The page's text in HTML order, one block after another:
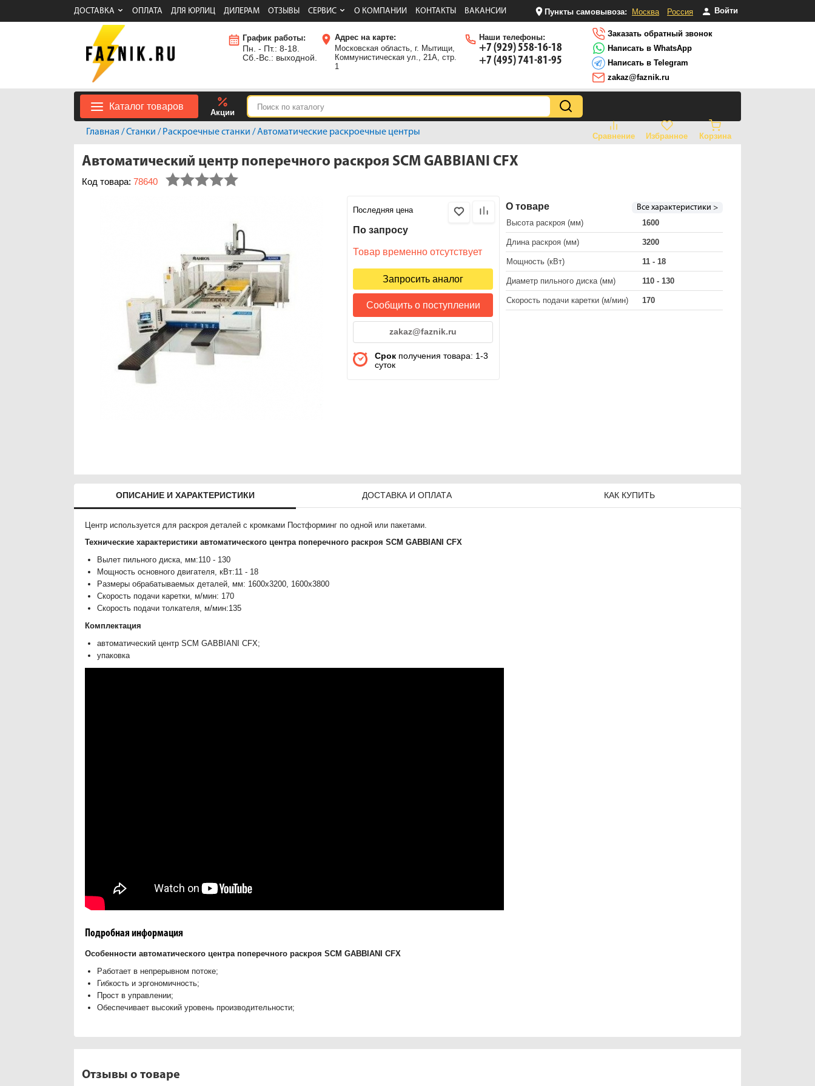
ДОСТАВКА ОПЛАТА ДЛЯ ЮРЛИЦ ДИЛЕРАМ ОТЗЫВЫ СЕРВИС О КОМПАНИИ КОНТАКТЫ ВАКАНСИИ Пункты самовывоза: Москва Россия Войти
График работы:
Пн. - Пт.: 8-18.
Сб.-Вс.: выходной.
Адрес на карте:
Московская область, г. Мытищи,
Коммунистическая ул., 21А, стр.
1
Наши телефоны:
+7 (929) 558-16-18
+7 (495) 741-81-95
Заказать обратный звонок
Написать в WhatsApp
Написать в Telegram
zakaz@faznik.ru
Каталог товаров
Акции
Сравнение Избранное Корзина
Главная /Станки / Раскроечные станки /Автоматические раскроечные центры
Автоматический центр поперечного раскроя SCM GABBIANI CFX
Код товара: 78640
Последняя цена
По запросу
Товар временно отсутствует
Запросить аналог
Сообщить о поступлении
zakaz@faznik.ru
Срок получения товара: 1-3
суток
О товаре
Все характеристики >
Высота раскроя (мм)
1600
Длина раскроя (мм) 3200
Мощность (кВт) 11 - 18
Диаметр пильного диска (мм) 110 - 130
Скорость подачи каретки (м/мин) 170
ОПИСАНИЕ И ХАРАКТЕРИСТИКИ ДОСТАВКА И ОПЛАТА КАК КУПИТЬ
Центр используется для раскроя деталей с кромками Постформинг по одной или пакетами.
Технические характеристики автоматического центра поперечного раскроя SCM GABBIANI CFX
Вылет пильного диска, мм:110 - 130
Мощность основного двигателя, кВт:11 - 18
Размеры обрабатываемых деталей, мм: 1600x3200, 1600x3800
Скорость подачи каретки, м/мин: 170
Скорость подачи толкателя, м/мин:135
Комплектация
автоматический центр SCM GABBIANI CFX;
упаковка
Подробная информация
Особенности автоматического центра поперечного раскроя SCM GABBIANI CFX
Работает в непрерывном потоке;
Гибкость и эргономичность;
Прост в управлении;
Обеспечивает высокий уровень производительности;
Отзывы о товаре